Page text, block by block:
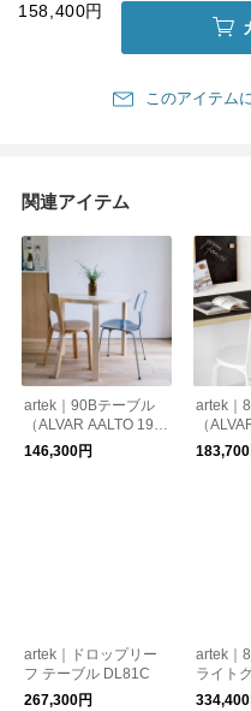
158,400円
このアイテム
関連アイテム
artek｜90Bテーブル
（ALVAR AALTO 193
5)
146,300円
artek｜
（
5）
183,700
artek｜ドロップリー
フ テーブル DL81C
267,300円
artek｜
ライト
ト
334,400